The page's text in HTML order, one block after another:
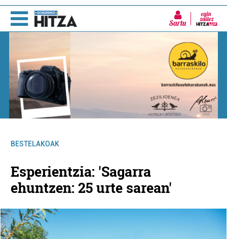
Sartu
BESTELAKOAK
Esperientzia: 'Sagarra
ehuntzen: 25 urte sarean'